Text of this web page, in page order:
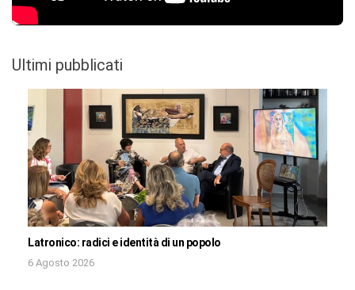
Ultimi pubblicati
Latronico: radici e identità di un popolo
6 Agosto 2026